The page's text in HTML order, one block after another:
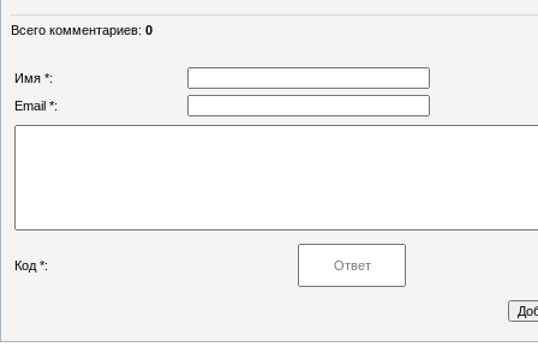
Всего комментариев: 0
Имя *:
Email *:
Код *: